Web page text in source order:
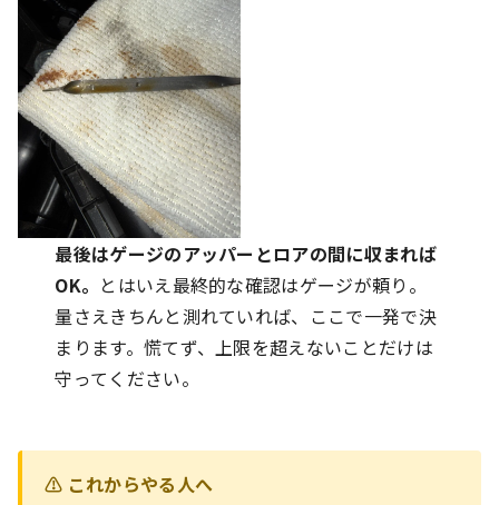
最後はゲージのアッパーとロアの間に収まれば
OK。 とはいえ最終的な確認はゲージが頼り。
量さえきちんと測れていれば、ここで一発で決
まります。慌てず、上限を超えないことだけは
守ってください。
⚠️ これからやる人へ